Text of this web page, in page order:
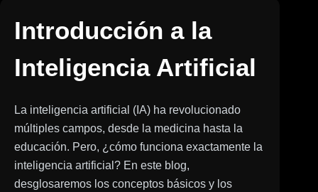
Introducción a la
Inteligencia Artificial
La inteligencia artificial (IA) ha revolucionado
múltiples campos, desde la medicina hasta la
educación. Pero, ¿cómo funciona exactamente la
inteligencia artificial? En este blog,
desglosaremos los conceptos básicos y los